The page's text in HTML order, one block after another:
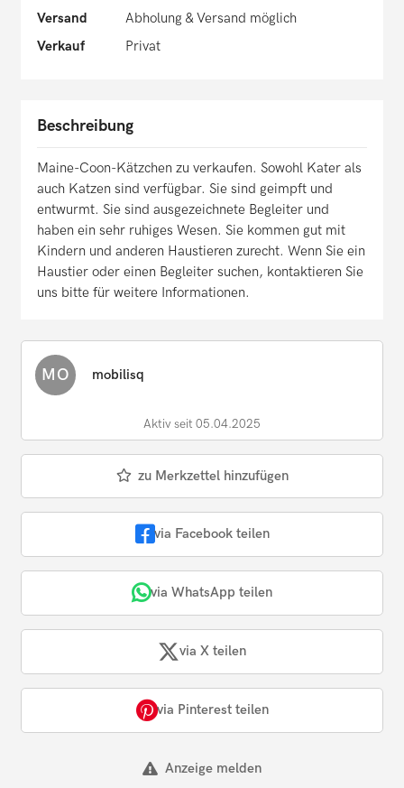
Versand
Abholung & Versand möglich
Verkauf
Privat
Beschreibung
Maine-Coon-Kätzchen zu verkaufen. Sowohl Kater als
auch Katzen sind verfügbar. Sie sind geimpft und
entwurmt. Sie sind ausgezeichnete Begleiter und
haben ein sehr ruhiges Wesen. Sie kommen gut mit
Kindern und anderen Haustieren zurecht. Wenn Sie ein
Haustier oder einen Begleiter suchen, kontaktieren Sie
uns bitte für weitere Informationen.
MO mobilisq
Aktiv seit 05.04.2025
zu Merkzettel hinzufügen
via Facebook teilen
via WhatsApp teilen
via X teilen
via Pinterest teilen
Anzeige melden